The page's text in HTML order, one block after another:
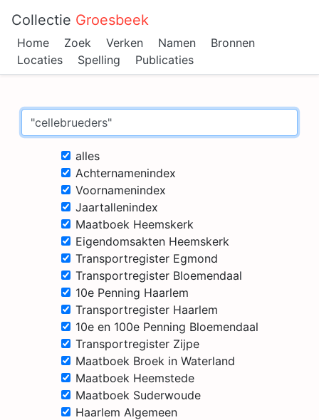
Collectie Groesbeek
Home Zoek Verken Namen
Bronnen
Locaties
Spelling Publicaties
alles
Achternamenindex
Voornamenindex
Jaartallenindex
Maatboek Heemskerk
Eigendomsakten Heemskerk
Transportregister Egmond
Transportregister Bloemendaal
10e Penning Haarlem
Transportregister Haarlem
10e en 100e Penning Bloemendaal
Transportregister Zijpe
Maatboek Broek in Waterland
Maatboek Heemstede
Maatboek Suderwoude
Haarlem Algemeen